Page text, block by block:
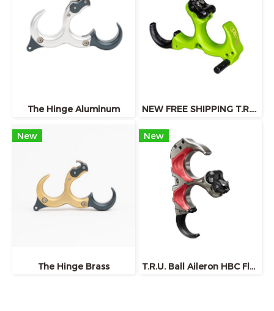
The Hinge Aluminum NEW FREE SHIPPING T.R.U. Ball T.R.U. Ball HBC Flex CK Release
New
The Hinge Brass
New
T.R.U. Ball Aileron HBC Flex Release